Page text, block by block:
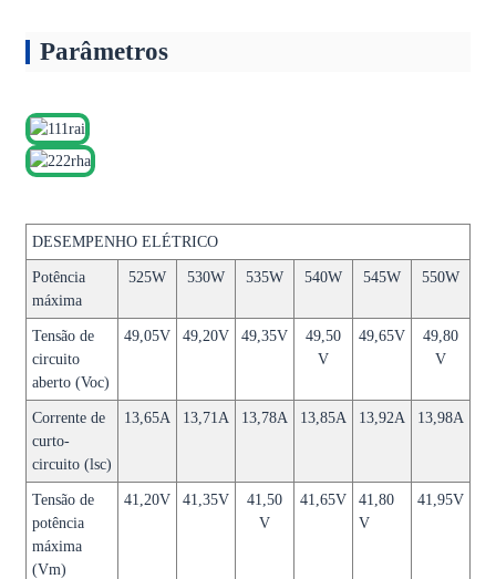
Parâmetros
DESEMPENHO ELÉTRICO
Potência
máxima
525W 530W 535W 540W 545W 550W
Tensão de
circuito
aberto (Voc)
49,05V 49,20V 49,35V
49,50
V
49,65V
49,80
V
Corrente de
curto-
circuito (lsc)
13,65A 13,71A 13,78A 13,85A 13,92A 13,98A
Tensão de
potência
máxima
(Vm)
41,20V 41,35V
41,50
V
41,65V
41,80
V
41,95V